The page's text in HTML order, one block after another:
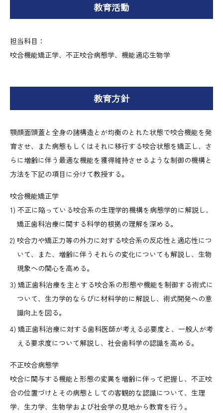
教育活動
担当科目：
咬合機能矯正学、不正咬合病態学、機能適応生物学
教育方針
顎顔面頭蓋と全身の諸構造とが均衡のとれた状態で咬合機能を発
育させ、また病態もしくはそれに移行する咬合状態を矯正し、さ
らに増齢に伴う最適な機能を獲得維持させるような制御の機構と
方法を下記の項目に分けて教授する。
咬合機能矯正学
不正に陥っている咬合系の生理学的機構を病態学的に解説し、
矯正歯科治療に関する科学的根拠の理解を深める。
咬合力や矯正力等の外力に対する咬合系の反応性と適応性につ
いて、また、増齢に伴うそれらの変化についても解説し、生物
現象への関心を高める。
矯正歯科治療を主とする咬合系の形態や機能を制御する術式に
ついて、生力学的ならびに材料学的に解説し、術式開発への意
識向上を図る。
矯正歯科治療に対する歯科医師が考える必要度と、一般人が考
える要求度について解説し、社会歯科学の認識を高める。
不正咬合病態学
咬合に関与する機能と形態の変異を増齢に伴って把握し、不正咬
合の位置づけとその病態としての客観的な認識について、生理
学、生力学、生物学および社会学の見地から教育を行う。